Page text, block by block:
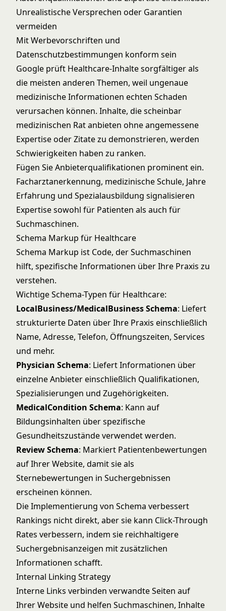
Unrealistische Versprechen oder Garantien
vermeiden
Mit Werbevorschriften und
Datenschutzbestimmungen konform sein
Google prüft Healthcare-Inhalte sorgfältiger als
die meisten anderen Themen, weil ungenaue
medizinische Informationen echten Schaden
verursachen können. Inhalte, die scheinbar
medizinischen Rat anbieten ohne angemessene
Expertise oder Zitate zu demonstrieren, werden
Schwierigkeiten haben zu ranken.
Fügen Sie Anbieterqualifikationen prominent ein.
Facharztanerkennung, medizinische Schule, Jahre
Erfahrung und Spezialausbildung signalisieren
Expertise sowohl für Patienten als auch für
Suchmaschinen.
Schema Markup für Healthcare
Schema Markup ist Code, der Suchmaschinen
hilft, spezifische Informationen über Ihre Praxis zu
verstehen.
Wichtige Schema-Typen für Healthcare:
LocalBusiness/MedicalBusiness Schema: Liefert
strukturierte Daten über Ihre Praxis einschließlich
Name, Adresse, Telefon, Öffnungszeiten, Services
und mehr.
Physician Schema: Liefert Informationen über
einzelne Anbieter einschließlich Qualifikationen,
Spezialisierungen und Zugehörigkeiten.
MedicalCondition Schema: Kann auf
Bildungsinhalten über spezifische
Gesundheitszustände verwendet werden.
Review Schema: Markiert Patientenbewertungen
auf Ihrer Website, damit sie als
Sternebewertungen in Suchergebnissen
erscheinen können.
Die Implementierung von Schema verbessert
Rankings nicht direkt, aber sie kann Click-Through
Rates verbessern, indem sie reichhaltigere
Suchergebnisanzeigen mit zusätzlichen
Informationen schafft.
Internal Linking Strategy
Interne Links verbinden verwandte Seiten auf
Ihrer Website und helfen Suchmaschinen, Inhalte